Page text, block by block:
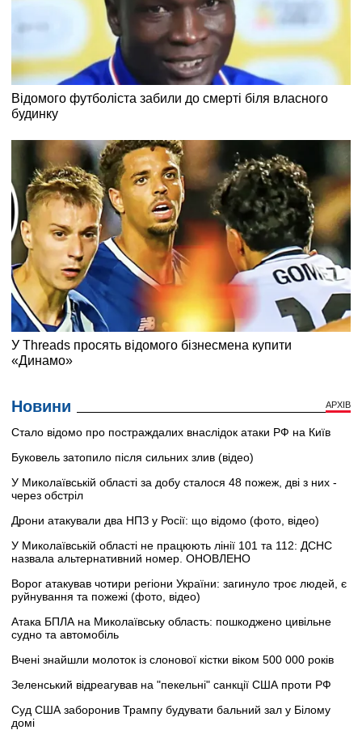
Новини АРХІВ
Стало відомо про постраждалих внаслідок атаки РФ на Київ
Буковель затопило після сильних злив (відео)
У Миколаївській області за добу сталося 48 пожеж, дві з них -
через обстріл
Дрони атакували два НПЗ у Росії: що відомо (фото, відео)
У Миколаївській області не працюють лінії 101 та 112: ДСНС
назвала альтернативний номер. ОНОВЛЕНО
Ворог атакував чотири регіони України: загинуло троє людей, є
руйнування та пожежі (фото, відео)
Атака БПЛА на Миколаївську область: пошкоджено цивільне
судно та автомобіль
Вчені знайшли молоток із слонової кістки віком 500 000 років
Зеленський відреагував на "пекельні" санкції США проти РФ
Суд США заборонив Трампу будувати бальний зал у Білому
домі